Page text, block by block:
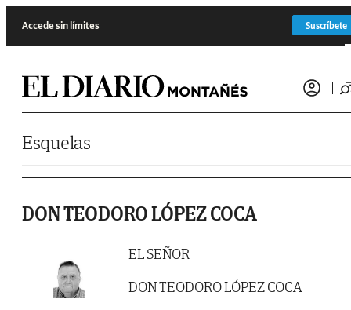
Accede sin límites Suscríbete
Esquelas
DON TEODORO LÓPEZ COCA
EL SEÑOR
DON TEODORO LÓPEZ COCA